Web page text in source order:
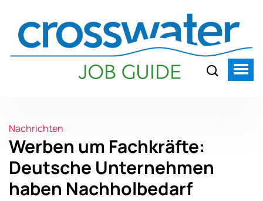
Nachrichten
Werben um Fachkräfte:
Deutsche Unternehmen
haben Nachholbedarf